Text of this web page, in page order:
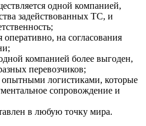
одной компанией,
задействованных ТС, и
на согласования
компанией более выгоден,
перевозчиков;
опытными логистиками, которые
сопровождение и
в любую точку мира.